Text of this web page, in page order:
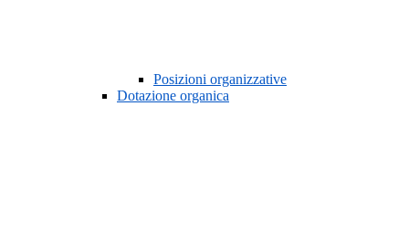
Posizioni organizzative
Dotazione organica